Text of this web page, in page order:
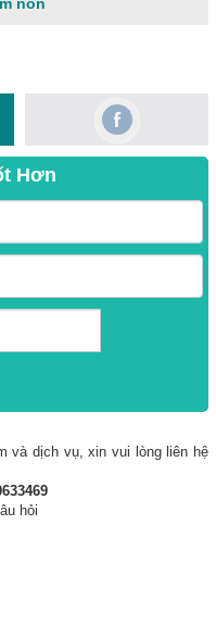
Hơn
và dịch vụ, xin vui lòng liên hệ
hỏi